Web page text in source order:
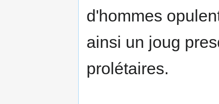
d'hommes
ainsi un joug
prolétaires.